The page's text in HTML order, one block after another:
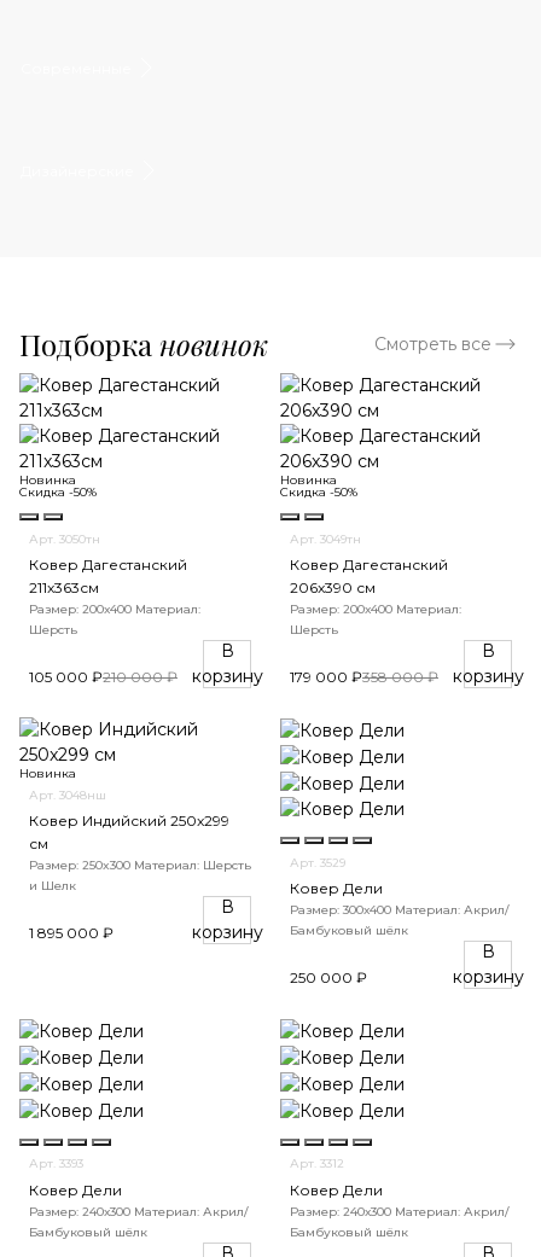
Подборка новинок Смотреть все
Новинка
Скидка -50%
Арт. 3050тн
Ковер Дагестанский
211x363см
Размер: 200х400 Материал:
Шерсть
105 000 ₽210 000 ₽
В
корзину
Новинка
Скидка -50%
Арт. 3049тн
Ковер Дагестанский
206x390 см
Размер: 200х400 Материал:
Шерсть
179 000 ₽358 000 ₽
В
корзину
Новинка
Арт. 3048нш
Ковер Индийский 250x299
см
Размер: 250x300 Материал: Шерсть
и Шелк
1 895 000 ₽
В
корзину
Арт. 3529
Ковер Дели
Размер: 300х400 Материал: Акрил/
Бамбуковый шёлк
250 000 ₽
В
корзину
Арт. 3393
Ковер Дели
Размер: 240х300 Материал: Акрил/
Бамбуковый шёлк
Арт. 3312
Ковер Дели
Размер: 240х300 Материал: Акрил/
Бамбуковый шёлк